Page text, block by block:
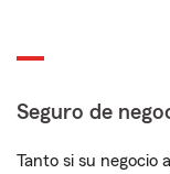
Seguro de
Tanto si su negocio